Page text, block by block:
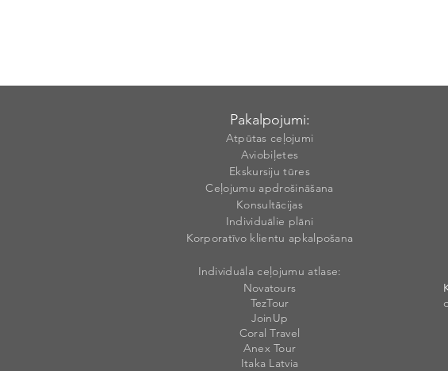
Pakalpojumi:
Atpūtas ceļojumi
Aviobiļetes
Ekskursiju tūres
Ceļojumu apdrošināšana
Konsultācijas
Individuālie plāni
Korporatīvo klientu apkalpošana
Individuāla ceļojumu atlase:
Novatours
TezTour
JoinUp
Coral Travel
Anex Tour
Itaka Latvia